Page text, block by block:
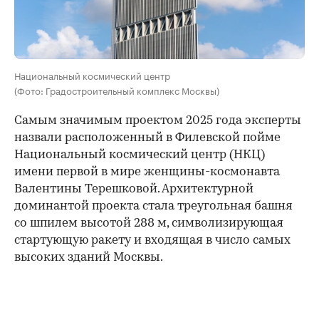
Национальный космический центр
(Фото: Градостроительный комплекс Москвы)
00:00 / 00:00
Самым значимым проектом 2025 года эксперты
назвали расположенный в Филевской пойме
Национальный космический центр (НКЦ)
имени первой в мире женщины-космонавта
Валентины Терешковой. Архитектурной
доминантой проекта стала треугольная башня
со шпилем высотой 288 м, символизирующая
стартующую ракету и входящая в число самых
высоких зданий Москвы.